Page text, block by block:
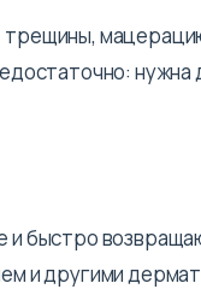
нужна
и быстро
и другими